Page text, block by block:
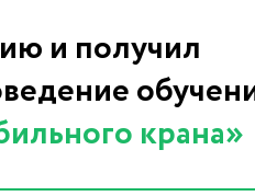
и получил
крана»